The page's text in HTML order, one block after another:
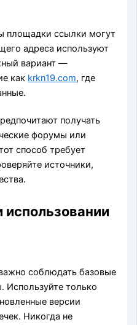
площадки ссылки могут
адреса используют
вариант —
как krkn19.com, где
получать
форумы или
способ требует
источники,
использовании
соблюдать базовые
Используйте только
версии
Никогда не